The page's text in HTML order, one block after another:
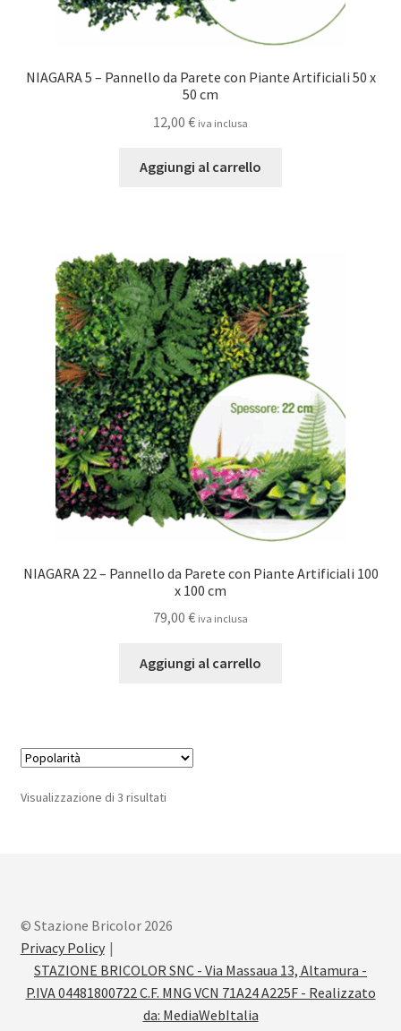
NIAGARA 5 – Pannello da Parete con Piante Artificiali 50 x
50 cm
12,00 € iva inclusa
Aggiungi al carrello
NIAGARA 22 – Pannello da Parete con Piante Artificiali 100
x 100 cm
79,00 € iva inclusa
Aggiungi al carrello
Visualizzazione di 3 risultatiPopolarità
© Stazione Bricolor 2026
Privacy Policy
STAZIONE BRICOLOR SNC - Via Massaua 13, Altamura -
P.IVA 04481800722 C.F. MNG VCN 71A24 A225F - Realizzato
da: MediaWebItalia